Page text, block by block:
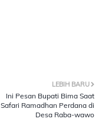
LEBIH BARU
Ini Pesan Bupati Bima Saat
Safari Ramadhan Perdana di
Desa Raba-wawo